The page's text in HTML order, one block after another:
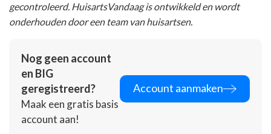
gecontroleerd. HuisartsVandaag is ontwikkeld en wordt
onderhouden door een team van huisartsen.
Nog geen account
en BIG
geregistreerd?
Maak een gratis basis
account aan!
Account aanmaken